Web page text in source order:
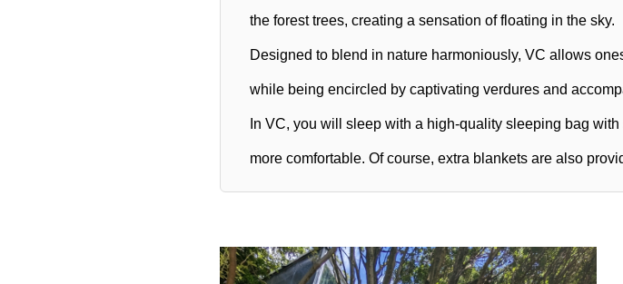
the forest trees, creating a sensation of floating in the sky.
Designed to blend in nature harmoniously, VC allows
while being encircled by captivating verdures and
In VC, you will sleep with a high-quality sleeping bag
more comfortable. Of course, extra blankets are also